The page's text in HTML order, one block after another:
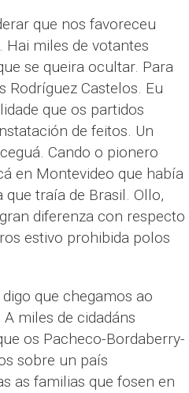
que nos favoreceu
miles de votantes
se queira ocultar. Para
Rodríguez Castelos. Eu
que os partidos
de feitos. Un
Cando o pionero
en Montevideo que había
traía de Brasil. Ollo,
diferenza con respecto
estivo prohibida polos
que chegamos ao
miles de cidadáns
os Pacheco-Bordaberry-
sobre un país
as familias que fosen en